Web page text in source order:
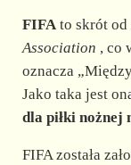
FIFAto skrót od
Association , co
oznacza
Jako taka jest
dla piłki nożnej
FIFA została